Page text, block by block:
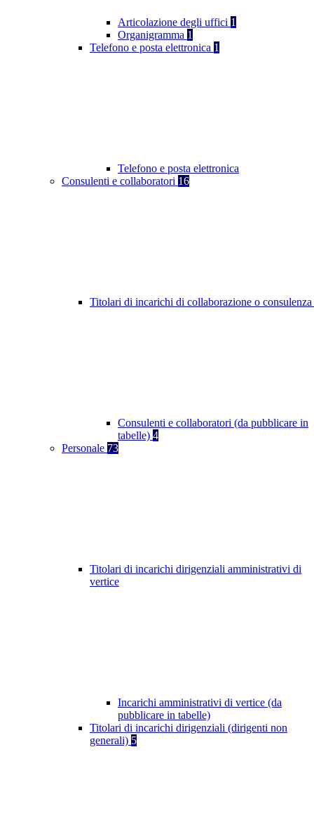
Articolazione degli uffici 1
Organigramma 1
Telefono e posta elettronica 1
Telefono e posta elettronica
Consulenti e collaboratori 16
Titolari di incarichi di collaborazione o consulenza
Consulenti e collaboratori (da pubblicare in
tabelle) 4
Personale 73
Titolari di incarichi dirigenziali amministrativi di
vertice
Incarichi amministrativi di vertice (da
pubblicare in tabelle)
Titolari di incarichi dirigenziali (dirigenti non
generali) 5